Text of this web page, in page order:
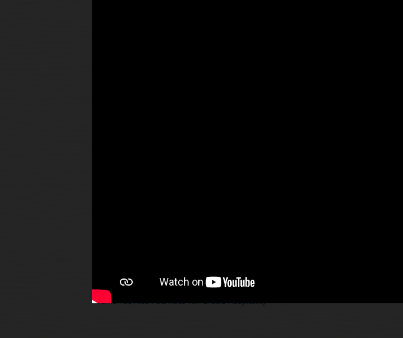
wachttijden door gasten rechtstreeks via kiosken te laten kopen.
Verken de Kiosk-services van Oracle Hospitality